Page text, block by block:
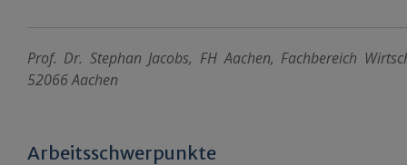
Prof. Dr. Stephan Jacobs, FH Aachen, Fachbereich
52066 Aachen
Arbeitsschwerpunkte